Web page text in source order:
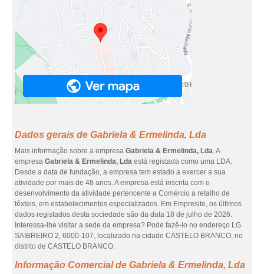
Dados gerais de Gabriela & Ermelinda, Lda
Mais informação sobre a empresa Gabriela & Ermelinda, Lda. A
empresa Gabriela & Ermelinda, Lda está registada como uma LDA.
Desde a data de fundação, a empresa tem estado a exercer a sua
atividade por mais de 48 anos. A empresa está inscrita com o
desenvolvimento da atividade pertencente a Comércio a retalho de
têxteis, em estabelecimentos especializados. Em Empresite, os últimos
dados registados desta sociedade são da data 18 de julho de 2026.
Interessa-lhe visitar a sede da empresa? Pode fazê-lo no endereço LG
SAIBREIRO 2, 6000-107, localizado na cidade CASTELO BRANCO, no
distrito de CASTELO BRANCO.
Informação Comercial de Gabriela & Ermelinda, Lda